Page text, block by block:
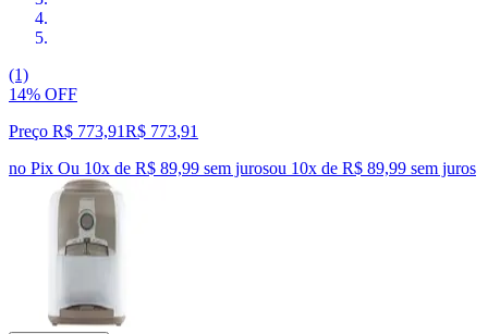
(1)
14% OFF
Preço R$ 773,91R$ 773,91
no Pix Ou 10x de R$ 89,99 sem jurosou 10x de R$ 89,99 sem juros